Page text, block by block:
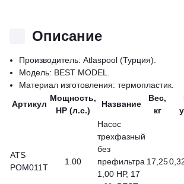
Описание
Производитель: Atlaspool (Турция).
Модель: BEST MODEL.
Материал изготовления: термопластик.
Артикул
Мощность,
HP (л.с.)
Название
Вес,
кг
ATS
POM011T
1.00
Насос
трехфазный
без
префильтра
1,00 НР, 17
17,25